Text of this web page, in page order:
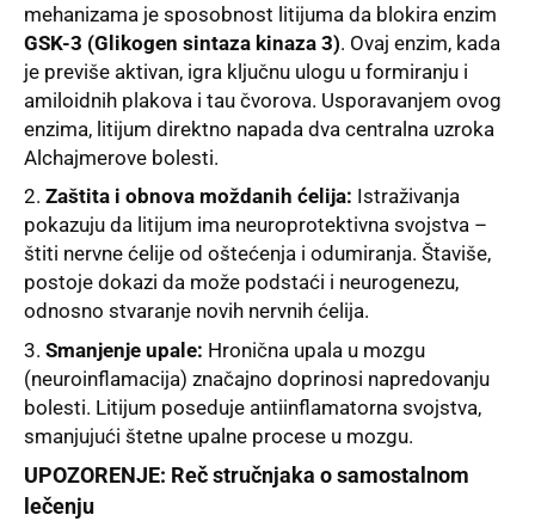
mehanizama je sposobnost litijuma da blokira enzim
GSK-3 (Glikogen sintaza kinaza 3). Ovaj enzim, kada
je previše aktivan, igra ključnu ulogu u formiranju i
amiloidnih plakova i tau čvorova. Usporavanjem ovog
enzima, litijum direktno napada dva centralna uzroka
Alchajmerove bolesti.
Zaštita i obnova moždanih ćelija: Istraživanja
pokazuju da litijum ima neuroprotektivna svojstva –
štiti nervne ćelije od oštećenja i odumiranja. Štaviše,
postoje dokazi da može podstaći i neurogenezu,
odnosno stvaranje novih nervnih ćelija.
Smanjenje upale: Hronična upala u mozgu
(neuroinflamacija) značajno doprinosi napredovanju
bolesti. Litijum poseduje antiinflamatorna svojstva,
smanjujući štetne upalne procese u mozgu.
UPOZORENJE: Reč stručnjaka o samostalnom
lečenju